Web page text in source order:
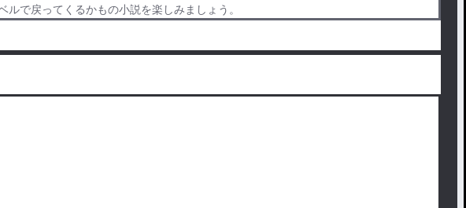
で戻ってくるかもの小説を楽しみましょう。